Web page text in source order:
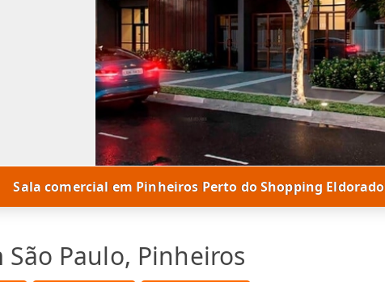
Sala comercial em Pinheiros Perto do Shopping Eldorado
São Paulo, Pinheiros